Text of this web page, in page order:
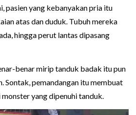
pasien yang kebanyakan pria itu
atas dan duduk. Tubuh mereka
hingga perut lantas dipasang
benar mirip tanduk badak itu pun
Sontak, pemandangan itu membuat
yang dipenuhi tanduk.